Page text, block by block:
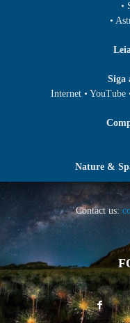
•
•
Siga
Internet • YouTube
Nature &
Contact us: